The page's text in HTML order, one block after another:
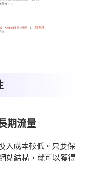
期流量
入成本較低。只要保
站結構，就可以獲得